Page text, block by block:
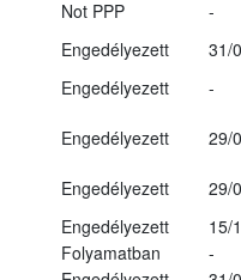
Not PPP
-
Engedélyezett
31/
Engedélyezett
-
Engedélyezett
29/
Engedélyezett
29/
Engedélyezett
15/
Folyamatban
-